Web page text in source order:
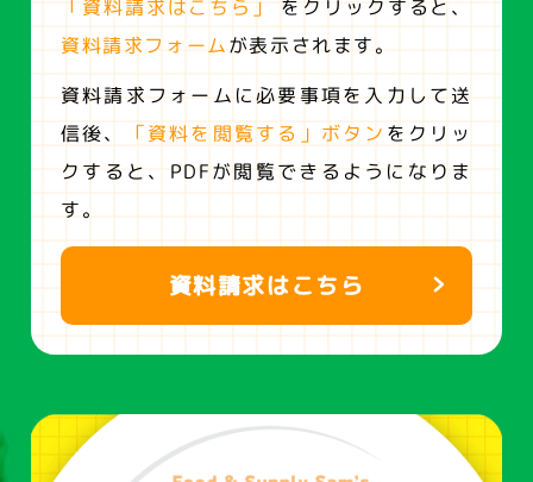
「資料請求はこちら」
をクリックすると、
資料請求フォームが表示されます。
資料請求フォームに必要事項を入力して送
信後、
「資料を閲覧する」ボタン をクリッ
クすると、 PDFが閲覧できるようになりま
す。
資料請求はこちら